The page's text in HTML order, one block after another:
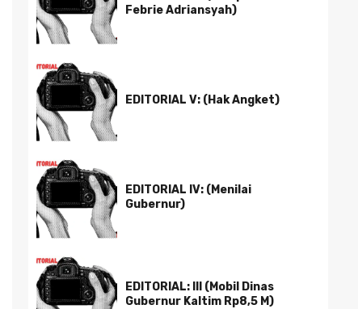
Febrie Adriansyah)
EDITORIAL V: (Hak Angket)
EDITORIAL IV: (Menilai
Gubernur)
EDITORIAL: III (Mobil Dinas
Gubernur Kaltim Rp8,5 M)